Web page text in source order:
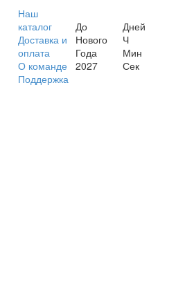
Наш
каталог
Доставка и
оплата
О команде
Поддержка
До
Нового
Года
2027
Дней
Ч
Мин
Сек